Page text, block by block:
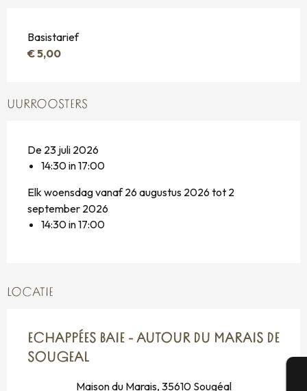
Basistarief
€ 5,00
UURROOSTERS
De 23 juli 2026
14:30 in 17:00
Elk woensdag vanaf 26 augustus 2026 tot 2
september 2026
14:30 in 17:00
LOCATIE
ECHAPPÉES BAIE - AUTOUR DU MARAIS DE
SOUGEAL
Maison du Marais, 35610 Sougéal